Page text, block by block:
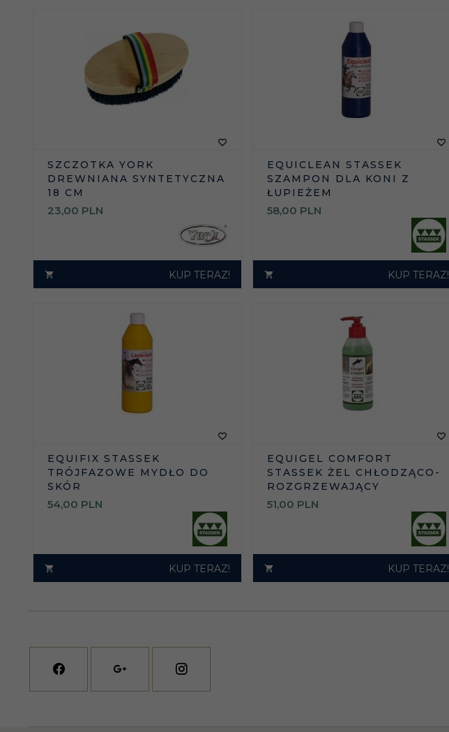
SZCZOTKA YORK
DREWNIANA SYNTETYCZNA
18 CM
23,00 PLN
KUP TERAZ!
EQUICLEAN STASSEK
SZAMPON DLA KONI Z
ŁUPIEŻEM
58,00 PLN
KUP TERAZ!
EQUIFIX STASSEK
TRÓJFAZOWE MYDŁO DO
SKÓR
54,00 PLN
KUP TERAZ!
EQUIGEL COMFORT
STASSEK ŻEL CHŁODZĄCO-
ROZGRZEWAJĄCY
51,00 PLN
KUP TERAZ!